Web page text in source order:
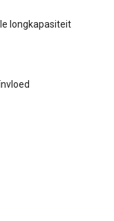
longkapasiteit